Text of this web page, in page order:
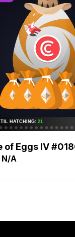
of Eggs IV
N/A